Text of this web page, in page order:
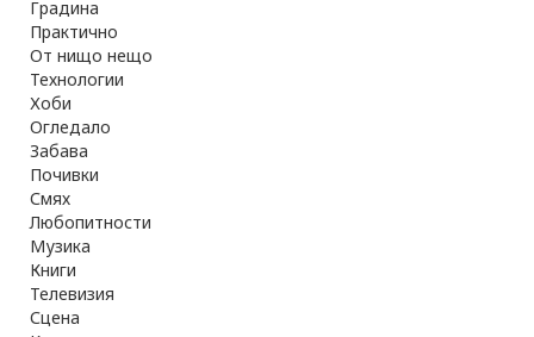
Градина
Практично
От нищо нещо
Технологии
Хоби
Огледало
Забава
Почивки
Смях
Любопитности
Музика
Книги
Телевизия
Сцена